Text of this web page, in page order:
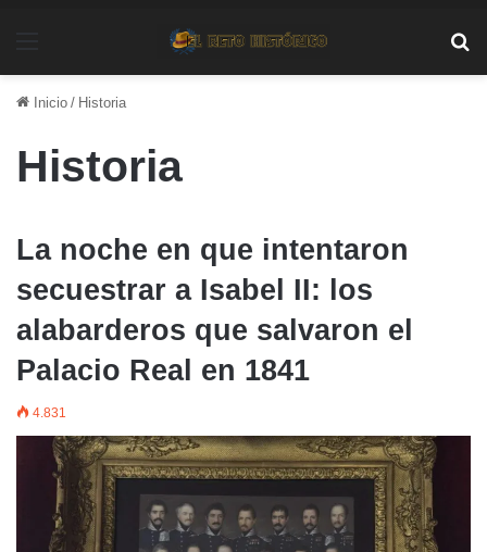
Inicio / Historia
Historia
La noche en que intentaron
secuestrar a Isabel II: los
alabarderos que salvaron el
Palacio Real en 1841
4.831